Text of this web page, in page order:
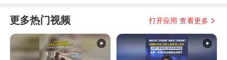
更多热门视频 打开应用 查看更多